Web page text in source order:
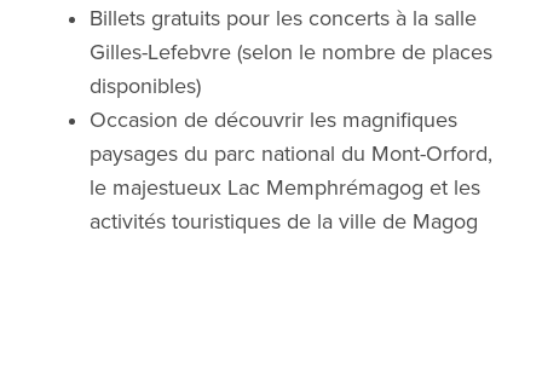
Billets gratuits pour les concerts à la salle
Gilles-Lefebvre (selon le nombre de places
disponibles)
Occasion de découvrir les magnifiques
paysages du parc national du Mont-Orford,
le majestueux Lac Memphrémagog et les
activités touristiques de la ville de Magog